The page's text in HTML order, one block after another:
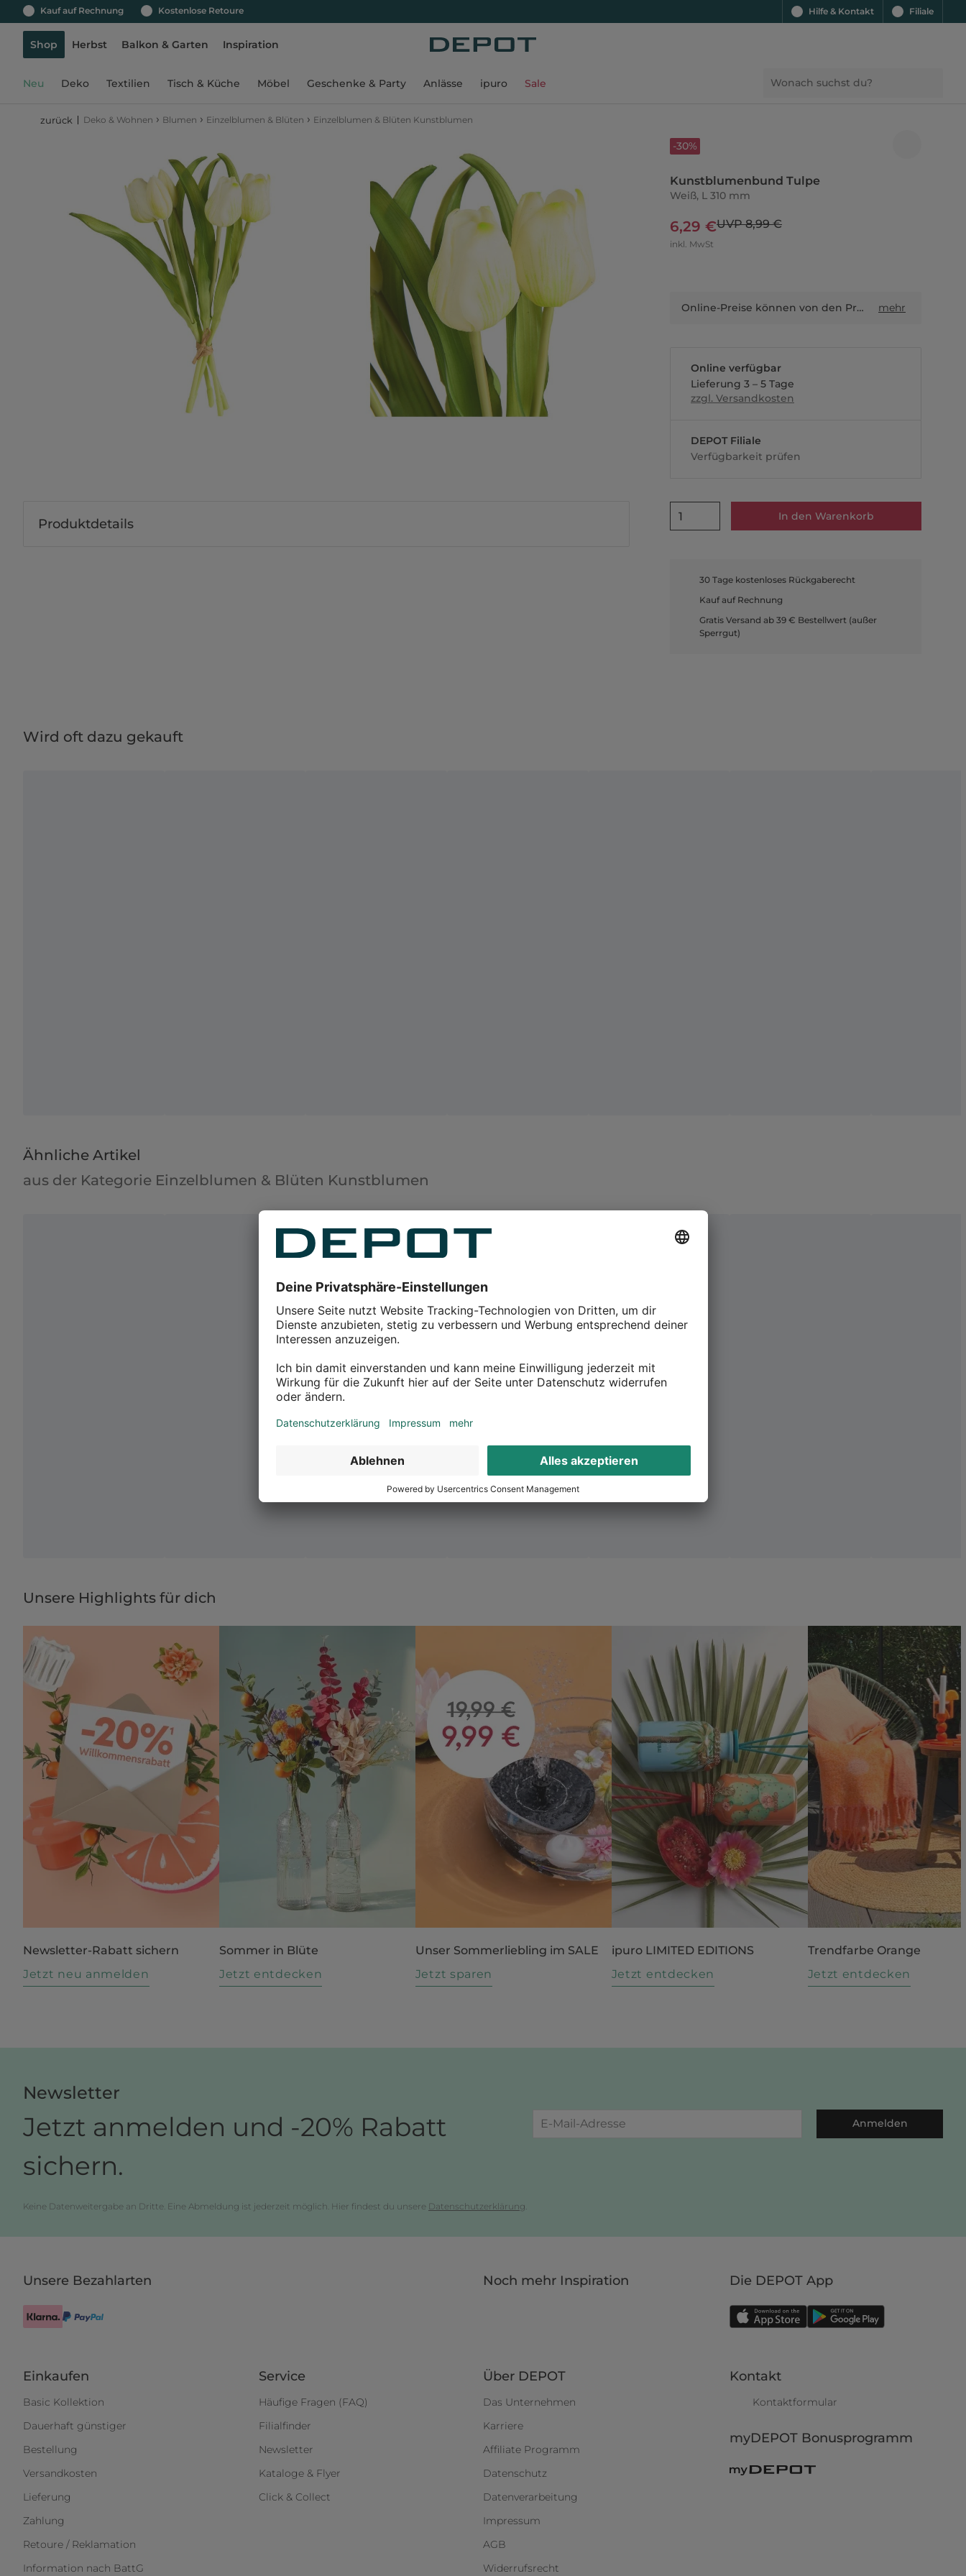
Kauf auf Rechnung Kostenlose Retoure Hilfe & Kontakt Filiale
Shop Herbst Balkon & Garten Inspiration
Neu Deko Textilien Tisch & Küche Möbel Geschenke & Party Anlässe ipuro Sale
zurück Deko & Wohnen › Blumen › Einzelblumen & Blüten › Einzelblumen & Blüten Kunstblumen
-30%
Kunstblumenbund Tulpe
Weiß, L 310 mm
6,29 €UVP 8,99 €
inkl. MwSt
Online-Preise können von den Preisen in Filialen sowie Shop-in-Shop-Flächen abweichen. mehr
Online verfügbar
Lieferung 3 – 5 Tage
zzgl. Versandkosten
DEPOT Filiale
Verfügbarkeit prüfen
1 In den Warenkorb
30 Tage kostenloses Rückgaberecht
Kauf auf Rechnung
Gratis Versand ab 39 € Bestellwert (außer
Sperrgut)
Produktdetails
Wird oft dazu gekauft
Ähnliche Artikel
aus der Kategorie Einzelblumen & Blüten Kunstblumen
Unsere Highlights für dich
Newsletter-Rabatt sichern
Jetzt neu anmelden
Sommer in Blüte
Jetzt entdecken
Unser Sommerliebling im SALE
Jetzt sparen
ipuro LIMITED EDITIONS
Jetzt entdecken
Trendfarbe Orange
Jetzt entdecken
Newsletter
Jetzt anmelden und -20% Rabatt
sichern.
Anmelden
Keine Datenweitergabe an Dritte. Eine Abmeldung ist jederzeit möglich. Hier findest du unsere Datenschutzerklärung.
Unsere Bezahlarten Noch mehr Inspiration Die DEPOT App
Einkaufen
Basic Kollektion
Dauerhaft günstiger
Bestellung
Versandkosten
Lieferung
Zahlung
Retoure / Reklamation
Information nach BattG
Service
Häufige Fragen (FAQ)
Filialfinder
Newsletter
Kataloge & Flyer
Click & Collect
Über DEPOT
Das Unternehmen
Karriere
Affiliate Programm
Datenschutz
Datenverarbeitung
Impressum
AGB
Widerrufsrecht
Kontakt
Kontaktformular
myDEPOT Bonusprogramm